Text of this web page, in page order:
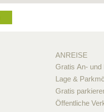
ANREISE
Gratis An- und
Lage &
Gratis
Öffentliche